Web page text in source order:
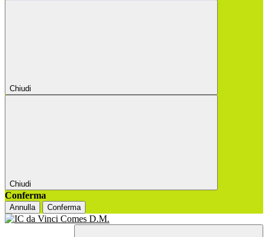
Chiudi
Chiudi
Conferma
Annulla Conferma